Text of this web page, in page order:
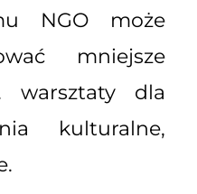
NGO może
mniejsze
warsztaty dla
kulturalne,